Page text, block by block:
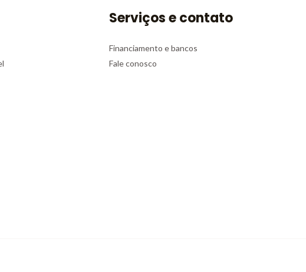
Serviços e contato
Financiamento e bancos
Fale conosco